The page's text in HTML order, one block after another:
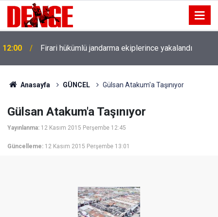
12:00 Firari hükümlü jandarma ekiplerince yakalandı
Anasayfa GÜNCEL Gülsan Atakum'a Taşınıyor
Gülsan Atakum'a Taşınıyor
Yayınlanma: 12 Kasım 2015 Perşembe 12:45
Güncelleme: 12 Kasım 2015 Perşembe 13:01